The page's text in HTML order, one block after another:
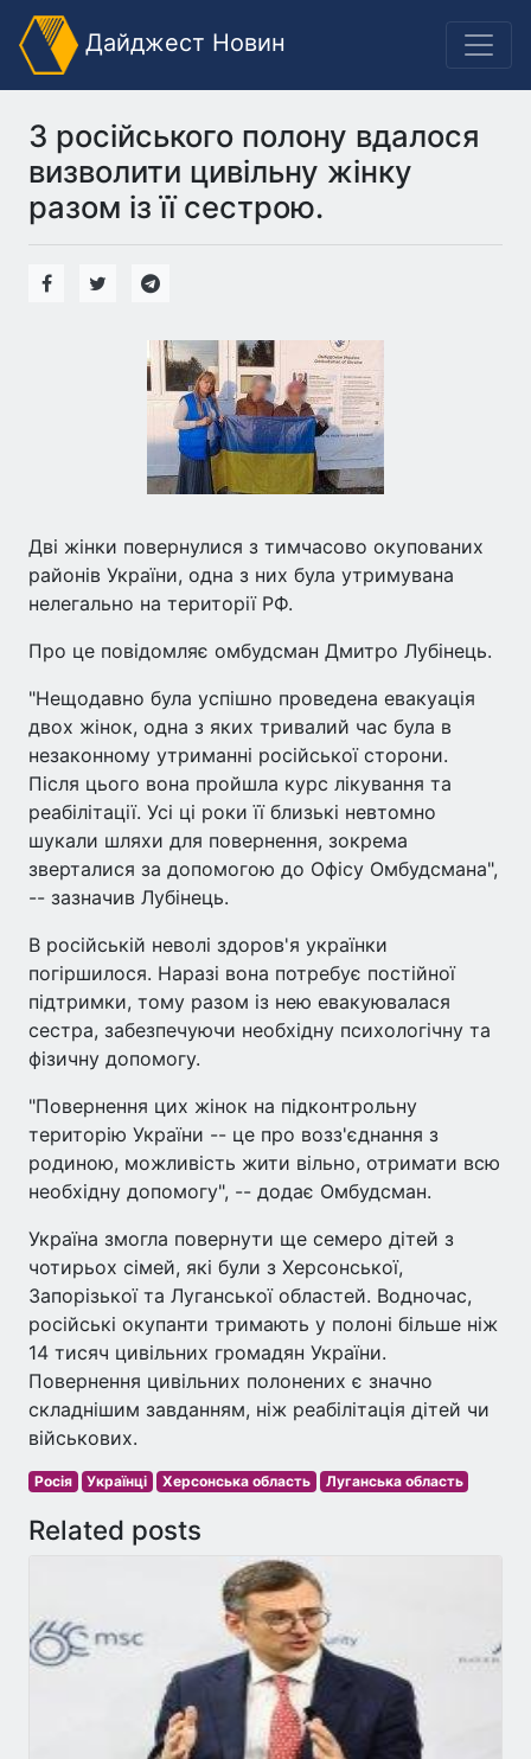
Дайджест Новин
З російського полону вдалося
визволити цивільну жінку
разом із її сестрою.
Дві жінки повернулися з тимчасово окупованих
районів України, одна з них була утримувана
нелегально на території РФ.
Про це повідомляє омбудсман Дмитро Лубінець.
"Нещодавно була успішно проведена евакуація
двох жінок, одна з яких тривалий час була в
незаконному утриманні російської сторони.
Після цього вона пройшла курс лікування та
реабілітації. Усі ці роки її близькі невтомно
шукали шляхи для повернення, зокрема
зверталися за допомогою до Офісу Омбудсмана",
-- зазначив Лубінець.
В російській неволі здоров'я українки
погіршилося. Наразі вона потребує постійної
підтримки, тому разом із нею евакуювалася
сестра, забезпечуючи необхідну психологічну та
фізичну допомогу.
"Повернення цих жінок на підконтрольну
територію України -- це про возз'єднання з
родиною, можливість жити вільно, отримати всю
необхідну допомогу", -- додає Омбудсман.
Україна змогла повернути ще семеро дітей з
чотирьох сімей, які були з Херсонської,
Запорізької та Луганської областей. Водночас,
російські окупанти тримають у полоні більше ніж
14 тисяч цивільних громадян України.
Повернення цивільних полонених є значно
складнішим завданням, ніж реабілітація дітей чи
військових.
Росія Українці Херсонська область Луганська область
Related posts